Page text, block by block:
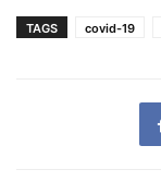
TAGS covid-19